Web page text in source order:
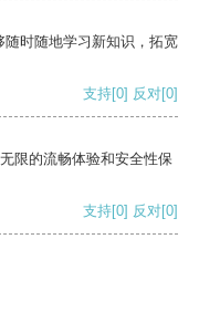
时随地学习新知识，拓宽
支持[0] 反对[0]
限的流畅体验和安全性保
支持[0] 反对[0]